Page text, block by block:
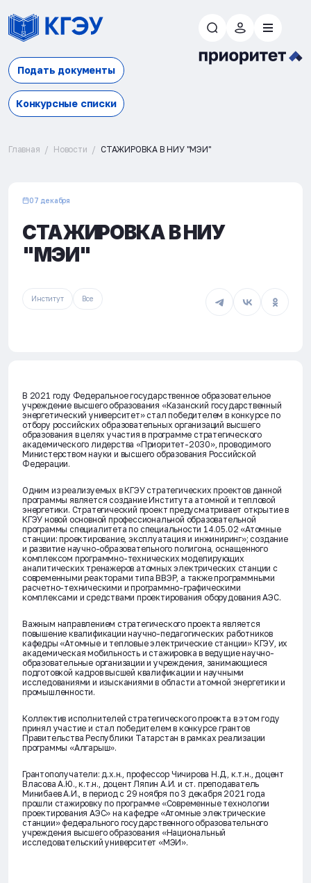
Подать документы
Конкурсные списки
Главная Новости СТАЖИРОВКА В НИУ "МЭИ"
07 декабря
СТАЖИРОВКА В НИУ
"МЭИ"
Институт Все
В 2021 году Федеральное государственное образовательное
учреждение высшего образования «Казанский государственный
энергетический университет» стал победителем в конкурсе по
отбору российских образовательных организаций высшего
образования в целях участия в программе стратегического
академического лидерства «Приоритет-2030», проводимого
Министерством науки и высшего образования Российской
Федерации.
Одним из реализуемых в КГЭУ стратегических проектов данной
программы является создание Института атомной и тепловой
энергетики. Стратегический проект предусматривает открытие в
КГЭУ новой основной профессиональной образовательной
программы специалитета по специальности 14.05.02 «Атомные
станции: проектирование, эксплуатация и инжиниринг»; создание
и развитие научно-образовательного полигона, оснащенного
комплексом программно-технических моделирующих
аналитических тренажеров атомных электрических станции с
современными реакторами типа ВВЭР, а также программными
расчетно-техническими и программно-графическими
комплексами и средствами проектирования оборудования АЭС.
Важным направлением стратегического проекта является
повышение квалификации научно-педагогических работников
кафедры «Атомные и тепловые электрические станции» КГЭУ, их
академическая мобильность и стажировка в ведущие научно-
образовательные организации и учреждения, занимающиеся
подготовкой кадров высшей квалификации и научными
исследованиями и изысканиями в области атомной энергетики и
промышленности.
Коллектив исполнителей стратегического проекта в этом году
принял участие и стал победителем в конкурсе грантов
Правительства Республики Татарстан в рамках реализации
программы «Алгарыш».
Грантополучатели: д.х.н., профессор Чичирова Н.Д., к.т.н., доцент
Власова А.Ю., к.т.н., доцент Ляпин А.И. и ст. преподаватель
Минибаев А.И., в период с 29 ноября по 3 декабря 2021 года
прошли стажировку по программе «Современные технологии
проектирования АЭС» на кафедре «Атомные электрические
станции» федерального государственного образовательного
учреждения высшего образования «Национальный
исследовательский университет «МЭИ».